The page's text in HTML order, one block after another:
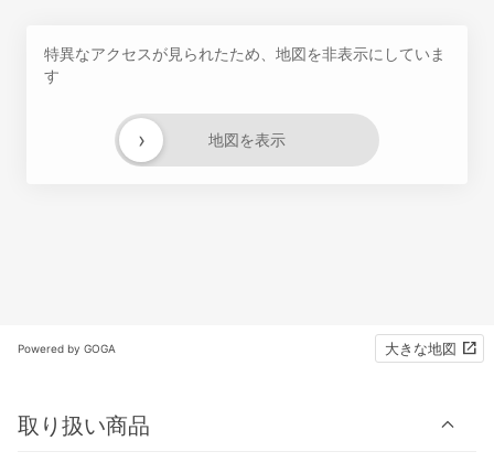
特異なアクセスが見られたため、地図を非表示にしていま
す
地図を表示
›
Powered by GOGA 大きな地図
取り扱い商品